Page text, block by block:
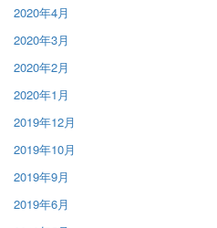
2020年4月
2020年3月
2020年2月
2020年1月
2019年12月
2019年10月
2019年9月
2019年6月